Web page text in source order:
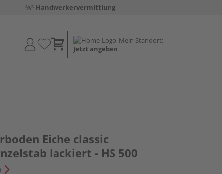
Handwerkervermittlung
Mein Standort:
Jetzt angeben
Eiche classic
lackiert - HS 500